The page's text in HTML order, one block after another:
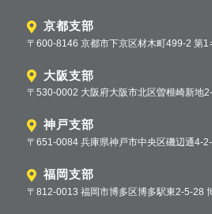
京都支部
〒600-8146 京都市下京区材木町499-2 第1
大阪支部
〒530-0002 大阪府大阪市北区曽根崎新地
神戸支部
〒651-0084 兵庫県神戸市中央区磯辺通4-
福岡支部
〒812-0013 福岡市博多区博多駅東2-5-28